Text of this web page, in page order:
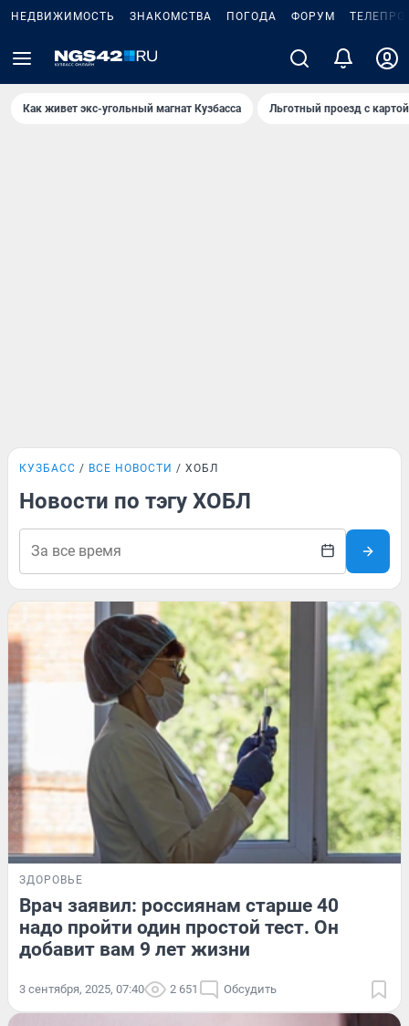
НЕДВИЖИМОСТЬ ЗНАКОМСТВА ПОГОДА ФОРУМ
Как живет экс-угольный магнат Кузбасса Льготный проезд с
КУЗБАСС ВСЕ НОВОСТИ ХОБЛ
Новости по тэгу ХОБЛ
ЗДОРОВЬЕ
Врач заявил: россиянам старше 40
надо пройти один простой тест. Он
добавит вам 9 лет жизни
3 сентября, 2025, 07:40 2 651 Обсудить